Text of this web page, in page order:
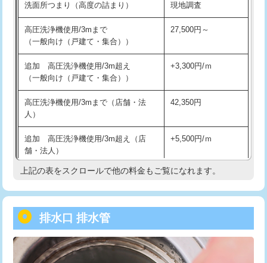
バスタブ設置 現場見積
追加人工 16,500円
廃棄・処分
※給水管工事は20mmまでの価格です。
給水管工事※（ホール加工) 16,500円
給水管工事※（バンド止め)
給水管工事※（支持金具設置) 5,500円
給水管工事※（保温材使用（バンド止
め込み）)
5,500円
給水管工事※（土の掘削・埋め戻し作
業)
11,000円
給水管工事※（塩ビ管（VP・HI）使
用/3ｍまで)
用（追加）/3ｍ超え)
給水管工事※（ライニング鋼管・銅
管・ポリ管・HT管使用/3ｍまで)
44,000円
洗面所つまり（高度の詰まり） 現地調査
高圧洗浄機使用/3mまで
（一般向け（戸建て・集合））
27,500円～
追加 高圧洗浄機使用/3m超え
（一般向け（戸建て・集合））
+3,300円/ｍ
高圧洗浄機使用/3mまで（店舗・法
人）
42,350円
追加 高圧洗浄機使用/3m超え（店
舗・法人）
+5,500円/ｍ
高度高圧洗浄換 現地調査
トーラー機使用/3mまで
追加トーラー機使用/3m超え +3,300円
上記の表をスクロールで他の料金もご覧になれます。
排水口 排水管